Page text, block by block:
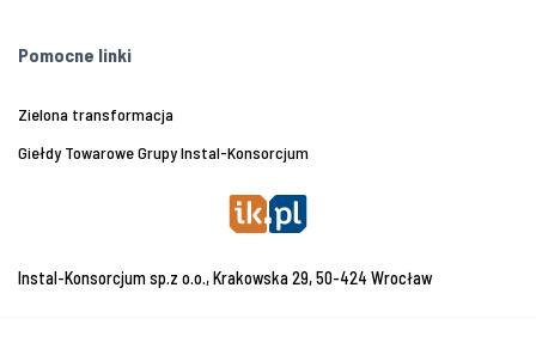
Pomocne linki
Zielona transformacja
Giełdy Towarowe Grupy Instal-Konsorcjum
Instal-Konsorcjum sp.z o.o., Krakowska 29, 50-424 Wrocław